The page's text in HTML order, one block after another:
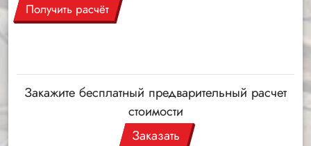
Получить расчёт
Закажите бесплатный предварительный расчет
стоимости
Заказать